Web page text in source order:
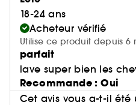
18-24 ans
Acheteur vérifié
Utilise ce produit depuis 6
parfait
lave super bien les
Recommande : Oui
Cet avis vous a-t-il été